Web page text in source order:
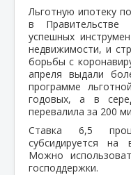
Льготную ипотеку
в
успешных
недвижимости, и
борьбы с
апреля выдали
программе
годовых, а в
перевалила за 200
Ставка 6,5
субсидируется на
Можно
господдержки.